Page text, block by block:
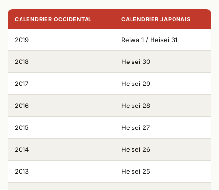
CALENDRIER OCCIDENTAL CALENDRIER JAPONAIS
2019 Reiwa 1 / Heisei 31
2018 Heisei 30
2017 Heisei 29
2016 Heisei 28
2015 Heisei 27
2014 Heisei 26
2013 Heisei 25